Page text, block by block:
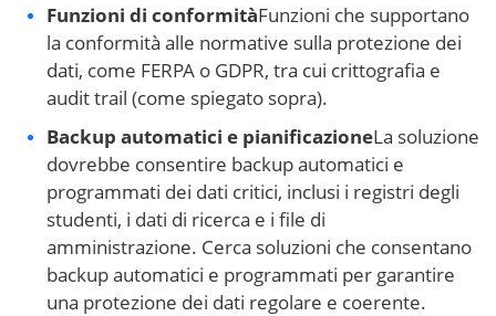
Funzioni di conformitàFunzioni che supportano
la conformità alle normative sulla protezione dei
dati, come FERPA o GDPR, tra cui crittografia e
audit trail (come spiegato sopra).
Backup automatici e pianificazioneLa soluzione
dovrebbe consentire backup automatici e
programmati dei dati critici, inclusi i registri degli
studenti, i dati di ricerca e i file di
amministrazione. Cerca soluzioni che consentano
backup automatici e programmati per garantire
una protezione dei dati regolare e coerente.